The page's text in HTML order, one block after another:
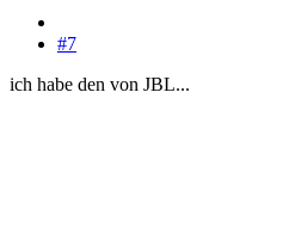
#7
ich habe den von JBL...